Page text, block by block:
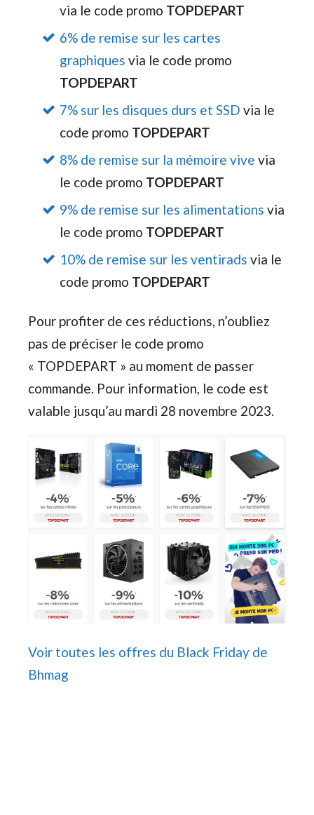
via le code promo TOPDEPART
6% de remise sur les cartes
graphiques via le code promo
TOPDEPART
7% sur les disques durs et SSD via le
code promo TOPDEPART
8% de remise sur la mémoire vive via
le code promo TOPDEPART
9% de remise sur les alimentations via
le code promo TOPDEPART
10% de remise sur les ventirads via le
code promo TOPDEPART
Pour profiter de ces réductions, n’oubliez
pas de préciser le code promo
« TOPDEPART » au moment de passer
commande. Pour information, le code est
valable jusqu’au mardi 28 novembre 2023.
Voir toutes les offres du Black Friday de
Bhmag